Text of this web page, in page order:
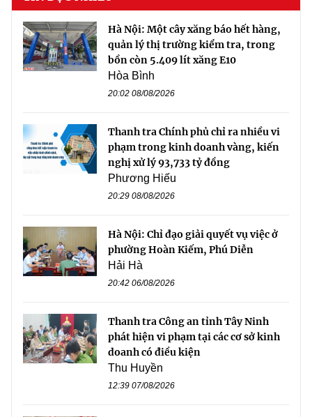
Hà Nội: Một cây xăng báo hết hàng,
quản lý thị trường kiểm tra, trong
bồn còn 5.409 lít xăng E10
Hòa Bình
20:02 08/08/2026
Thanh tra Chính phủ chỉ ra nhiều vi
phạm trong kinh doanh vàng, kiến
nghị xử lý 93,733 tỷ đồng
Phương Hiếu
20:29 08/08/2026
Hà Nội: Chỉ đạo giải quyết vụ việc ở
phường Hoàn Kiếm, Phú Diễn
Hải Hà
20:42 06/08/2026
Thanh tra Công an tỉnh Tây Ninh
phát hiện vi phạm tại các cơ sở kinh
doanh có điều kiện
Thu Huyền
12:39 07/08/2026